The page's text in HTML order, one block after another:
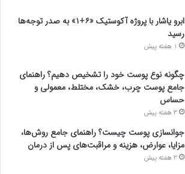
ابرو یاشار با پروژه آکوستیک «۶+۱» به صدر توجه‌ها
رسید
1 هفته پیش
چگونه نوع پوست خود را تشخیص دهیم؟ راهنمای
جامع پوست چرب، خشک، مختلط، معمولی و
حساس
3 هفته پیش
جوانسازی پوست چیست؟ راهنمای جامع روش‌ها،
مزایا، عوارض، هزینه و مراقبت‌های پس از درمان
3 هفته پیش